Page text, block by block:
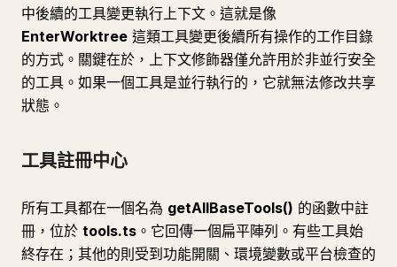
中後續的工具變更執行上下文。這就是像
EnterWorktree 這類工具變更後續所有操作的工作目錄
的方式。關鍵在於，上下文修飾器僅允許用於非並行安全
的工具。如果一個工具是並行執行的，它就無法修改共享
狀態。
工具註冊中心
所有工具都在一個名為 getAllBaseTools() 的函數中註
冊，位於 tools.ts 。它回傳一個扁平陣列。有些工具始
終存在；其他的則受到功能開關、環境變數或平台檢查的